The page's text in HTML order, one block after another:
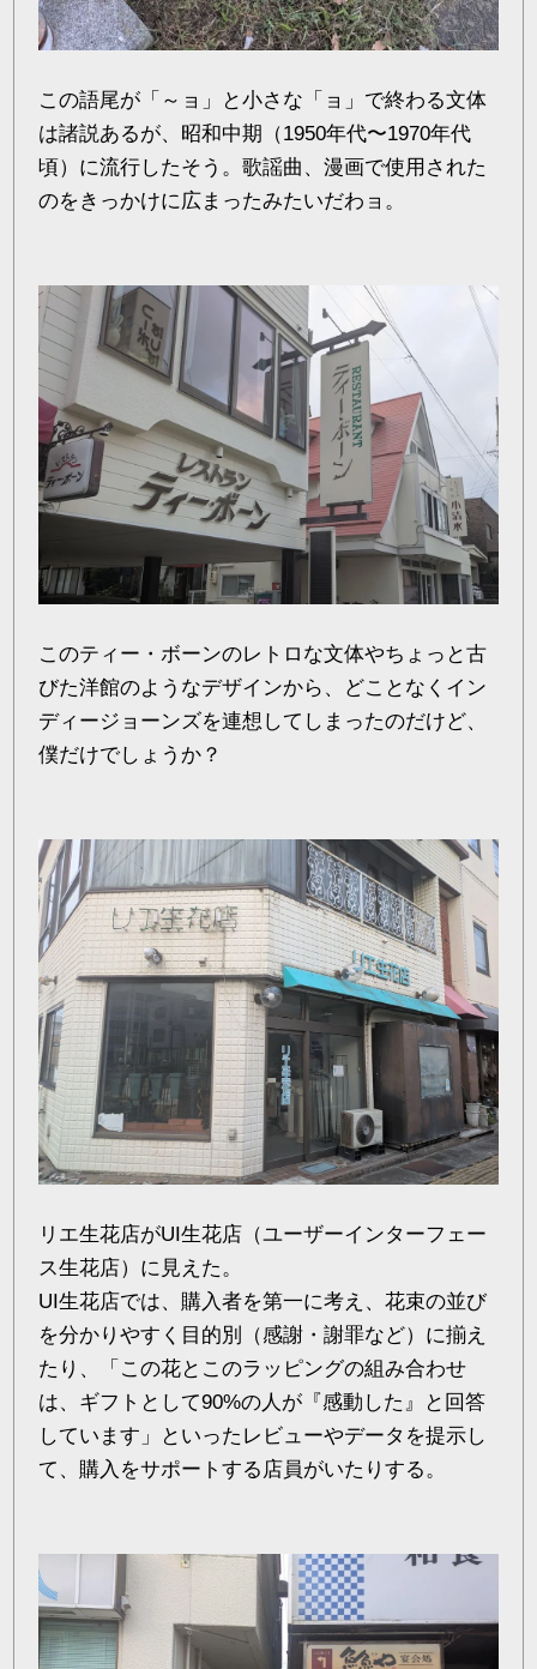
この語尾が「～ョ」と小さな「ョ」で終わる文体
は諸説あるが、昭和中期（1950年代〜1970年代
頃）に流行したそう。歌謡曲、漫画で使用された
のをきっかけに広まったみたいだわョ。
このティー・ボーンのレトロな文体やちょっと古
びた洋館のようなデザインから、どことなくイン
ディージョーンズを連想してしまったのだけど、
僕だけでしょうか？
リエ生花店がUI生花店（ユーザーインターフェー
ス生花店）に見えた。
UI生花店では、購入者を第一に考え、花束の並び
を分かりやすく目的別（感謝・謝罪など）に揃え
たり、「この花とこのラッピングの組み合わせ
は、ギフトとして90%の人が『感動した』と回答
しています」といったレビューやデータを提示し
て、購入をサポートする店員がいたりする。